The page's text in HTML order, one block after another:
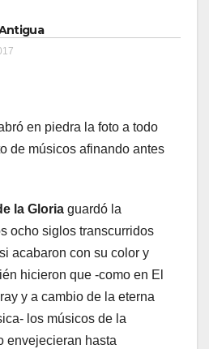
en piedra la foto a todo
de músicos afinando antes
la Gloria guardó la
ocho siglos transcurridos
acabaron con su color y
hicieron que -como en El
y a cambio de la eterna
los músicos de la
envejecieran hasta